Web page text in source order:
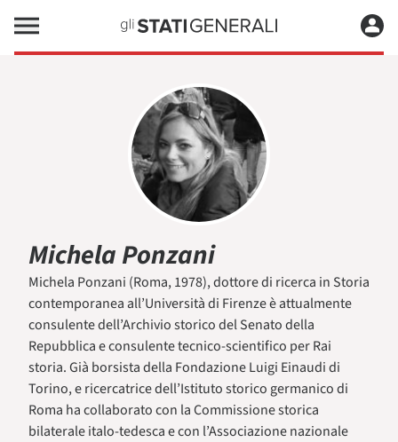
Michela Ponzani
Michela Ponzani (Roma, 1978), dottore di ricerca in Storia
contemporanea all’Università di Firenze è attualmente
consulente dell’Archivio storico del Senato della
Repubblica e consulente tecnico-scientifico per Rai
storia. Già borsista della Fondazione Luigi Einaudi di
Torino, e ricercatrice dell’Istituto storico germanico di
Roma ha collaborato con la Commissione storica
bilaterale italo-tedesca e con l’Associazione nazionale